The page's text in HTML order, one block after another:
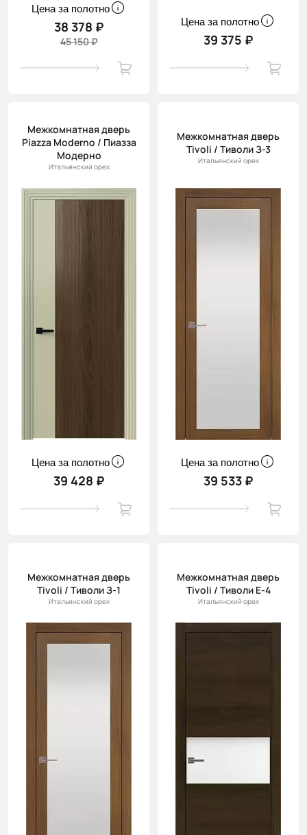
Цена за полотно
38 378 ₽
45 150 ₽
Цена за полотно
39 375 ₽
Межкомнатная дверь
Piazza Moderno / Пиазза
Модерно
Итальянский орех
Цена за полотно
39 428 ₽
Межкомнатная дверь
Tivoli / Тиволи З-3
Итальянский орех
Цена за полотно
39 533 ₽
Межкомнатная дверь
Tivoli / Тиволи З-1
Итальянский орех
Межкомнатная дверь
Tivoli / Тиволи Е-4
Итальянский орех